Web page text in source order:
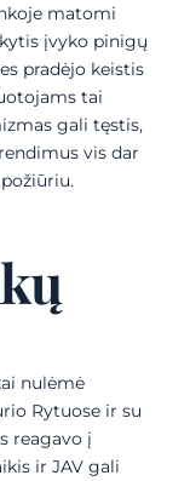
matomi
įvyko pinigų
pradėjo keistis
tai
gali tęstis,
vis dar
nulėmė
Rytuose ir su
reagavo į
ir JAV gali